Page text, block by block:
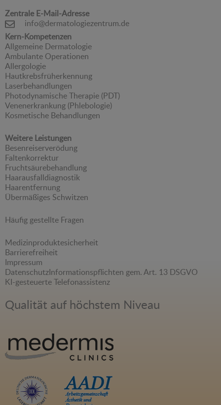
Zentrale E-Mail-Adresse
info@dermatologiezentrum.de
Kern-Kompetenzen
Allgemeine Dermatologie
Ambulante Operationen
Allergologie
Hautkrebsfrüherkennung
Laserbehandlungen
Photodynamische Therapie (PDT)
Venenerkrankung (Phlebologie)
Kosmetische Behandlungen
Weitere Leistungen
Besenreiserverödung
Faltenkorrektur
Fruchtsäurebehandlung
Haarausfalldiagnostik
Haarentfernung
Übermäßiges Schwitzen
Häufig gestellte Fragen
Medizinproduktesicherheit
Barrierefreiheit
Impressum
DatenschutzInformationspflichten gem. Art. 13 DSGVO
KI-gesteuerte Telefonassistenz
Qualität auf höchstem Niveau